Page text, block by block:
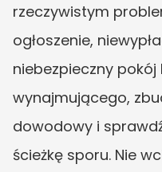
rzeczywistym
ogłoszenie,
niebezpieczny pokój
wynajmującego,
dowodowy i
ścieżkę sporu. Nie